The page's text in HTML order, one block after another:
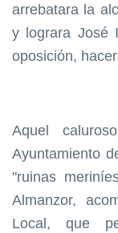
arrebatara la
y lograra José
oposición,
Aquel
Ayuntamiento
"ruinas
Almanzor,
Local, que